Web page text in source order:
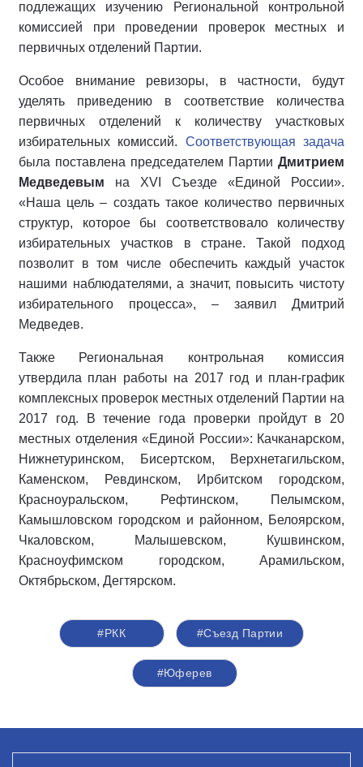
подлежащих изучению Региональной контрольной
комиссией при проведении проверок местных и
первичных отделений Партии.
Особое внимание ревизоры, в частности, будут
уделять приведению в соответствие количества
первичных отделений к количеству участковых
избирательных комиссий. Соответствующая задача
была поставлена председателем Партии Дмитрием
Медведевым на XVI Съезде «Единой России».
«Наша цель – создать такое количество первичных
структур, которое бы соответствовало количеству
избирательных участков в стране. Такой подход
позволит в том числе обеспечить каждый участок
нашими наблюдателями, а значит, повысить чистоту
избирательного процесса», – заявил Дмитрий
Медведев.
Также Региональная контрольная комиссия
утвердила план работы на 2017 год и план-график
комплексных проверок местных отделений Партии на
2017 год. В течение года проверки пройдут в 20
местных отделения «Единой России»: Качканарском,
Нижнетуринском, Бисертском, Верхнетагильском,
Каменском, Ревдинском, Ирбитском городском,
Красноуральском, Рефтинском, Пелымском,
Камышловском городском и районном, Белоярском,
Чкаловском, Малышевском, Кушвинском,
Красноуфимском городском, Арамильском,
Октябрьском, Дегтярском.
#РКК #Съезд Партии
#Юферев